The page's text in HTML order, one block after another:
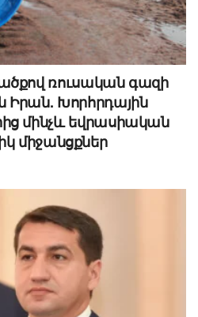
ռուսական գազի
Խորհրդային
մինչև եվրասիական
միջանցքներ